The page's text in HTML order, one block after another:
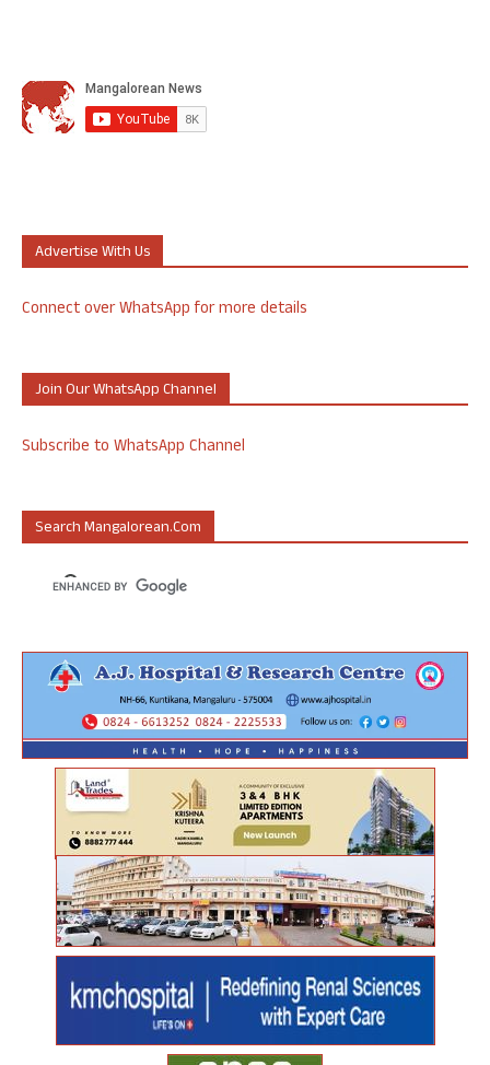
Advertise With Us
Connect over WhatsApp for more details
Join Our WhatsApp Channel
Subscribe to WhatsApp Channel
Search Mangalorean.com